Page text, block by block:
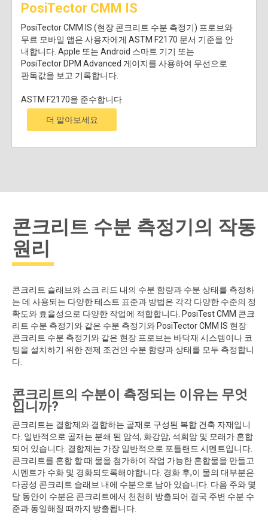
PosiTector CMM IS
PosiTector CMM IS (현장 콘크리트 수분 측정기) 프로브와
무료 모바일 앱은 사용자에게 ASTM F2170 문서 기준을 안
내합니다. Apple 또는 Android 스마트 기기 또는
PosiTector DPM Advanced 게이지를 사용하여 무선으로
판독값을 보고 기록합니다.
ASTM F2170을 준수합니다.
더 알아보세요
콘크리트 수분 측정기의 작동
원리
콘크리트 슬래브와 스크 리드 내의 수분 함량과 수분 상태를 측정하
는 데 사용되는 다양한 테스트 표준과 방법은 각각 다양한 수준의 정
확도와 효율성으로 다양한 작업에 적합합니다. PosiTest CMM 콘크
리트 수분 측정기와 같은 수분 측정기와 PosiTector CMM IS 현장
콘크리트 수분 측정기와 같은 현장 프로브는 바닥재 시스템이나 코
팅을 설치하기 위한 전제 조건인 수분 함량과 상태를 모두 측정합니
다.
콘크리트의 수분이 측정되는 이유는 무엇
입니까?
콘크리트는 결합제와 결합하는 골재로 구성된 복합 건축 자재입니
다. 일반적으로 골재는 분쇄 된 암석, 화강암, 석회암 및 모래가 혼합
되어 있습니다. 결합제는 가장 일반적으로 포틀랜드 시멘트입니다.
콘크리트를 혼합 할 때 물을 첨가하여 작업 가능한 혼합물을 만들고
시멘트가 수화 및 경화되도록해야합니다. 경화 후,이 물의 대부분은
다공성 콘크리트 슬래브 내에 수분으로 남아 있습니다. 다음 주와 몇
달 동안이 수분은 콘크리트에서 천천히 방출되어 결국 주변 수분 수
준과 동일해질 때까지 방출됩니다.